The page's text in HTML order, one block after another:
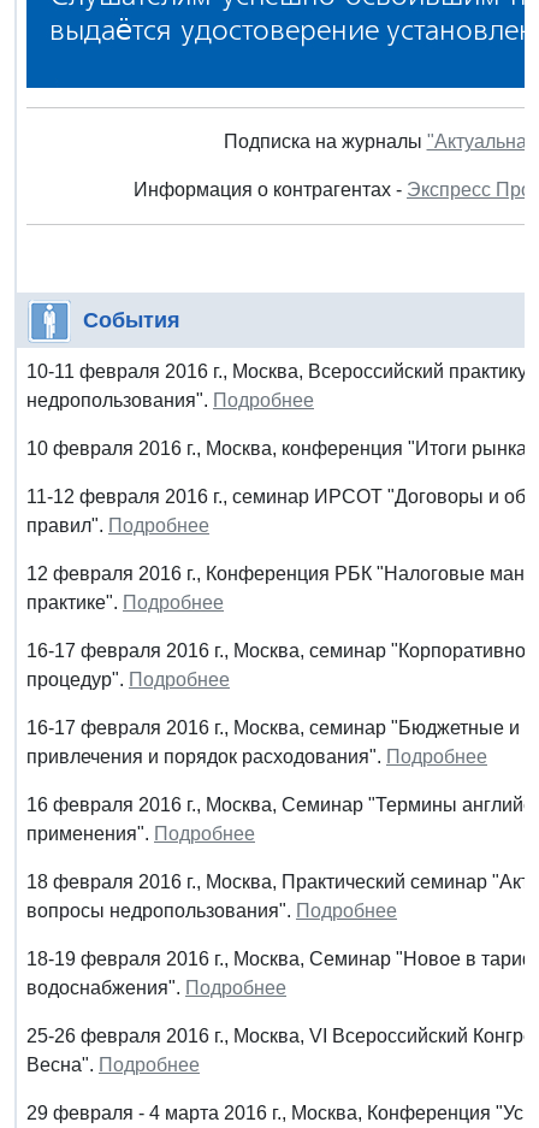
Подписка на журналы
Информация о контрагентах - Экспресс
События
10-11 февраля 2016 г., Москва, Всероссийский
недропользования". Подробнее
10 февраля 2016 г., Москва, конференция "Итоги
11-12 февраля 2016 г., семинар ИРСОТ "Договоры и
правил". Подробнее
12 февраля 2016 г., Конференция РБК "Налоговые
практике". Подробнее
16-17 февраля 2016 г., Москва, семинар
процедур". Подробнее
16-17 февраля 2016 г., Москва, семинар "Бюджетные и
привлечения и порядок расходования". Подробнее
16 февраля 2016 г., Москва, Семинар "Термины
применения". Подробнее
18 февраля 2016 г., Москва, Практический семинар
вопросы недропользования". Подробнее
18-19 февраля 2016 г., Москва, Семинар "Новое в
водоснабжения". Подробнее
25-26 февраля 2016 г., Москва, VI Всероссийский
Весна". Подробнее
29 февраля - 4 марта 2016 г., Москва, Конференция